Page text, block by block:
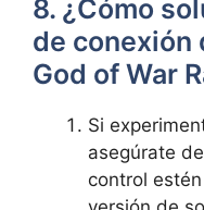
8. ¿Cómo
de conexión
God of War
Si
asegúrate
control